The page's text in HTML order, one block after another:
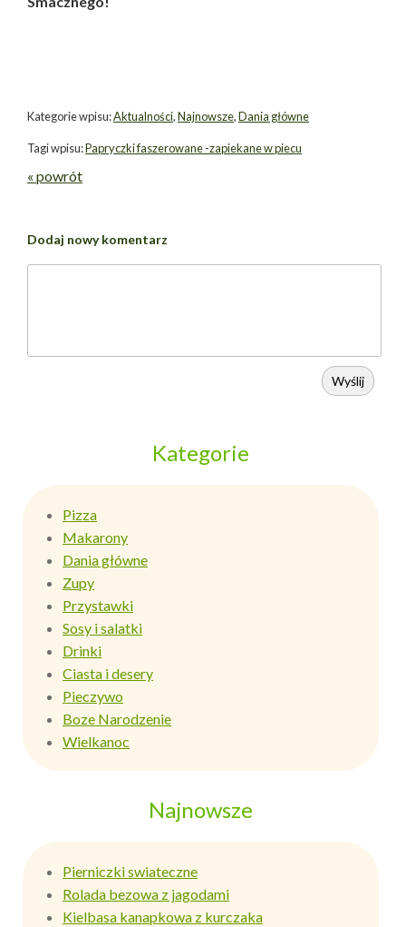
Kategorie wpisu:Aktualności,Najnowsze,Dania główne
Tagi wpisu:Papryczki faszerowane -zapiekane w piecu
« powrót
Dodaj nowy komentarz
Wyślij
Kategorie
Pizza
Makarony
Dania główne
Zupy
Przystawki
Sosy i salatki
Drinki
Ciasta i desery
Pieczywo
Boze Narodzenie
Wielkanoc
Najnowsze
Pierniczki swiateczne
Rolada bezowa z jagodami
Kielbasa kanapkowa z kurczaka